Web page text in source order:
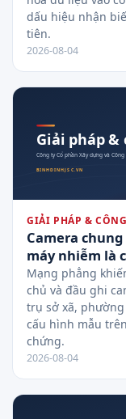
dấu hiệu nhận
tiên.
2026-08-04
GIẢI PHÁP &
Camera
máy nhiễm là
Mạng phẳng
chủ và đầu ghi
trụ sở xã,
cấu hình mẫu
chứng.
2026-08-04